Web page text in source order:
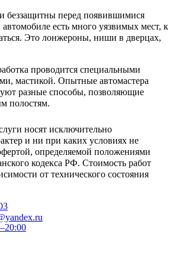
беззащитны перед появившимися
есть много уязвимых мест, к
Это лонжероны, ниши в дверцах,
проводится специальными
мастикой. Опытные автомастера
разные способы, позволяющие
полостям.
носят исключительно
и ни при каких условиях не
определяемой положениями
кодекса РФ. Стоимость работ
от технического состояния